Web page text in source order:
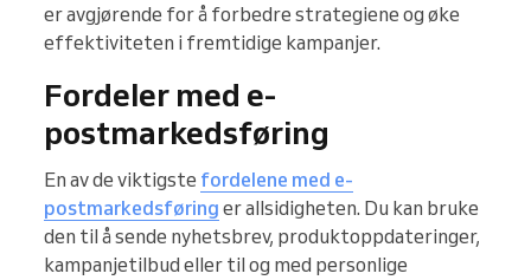
er avgjørende for å forbedre strategiene og øke
effektiviteten i fremtidige kampanjer.
Fordeler med e-
postmarkedsføring
En av de viktigste fordelene med e-
postmarkedsføring er allsidigheten. Du kan bruke
den til å sende nyhetsbrev, produktoppdateringer,
kampanjetilbud eller til og med personlige